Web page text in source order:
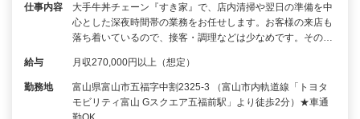
仕事内容
大手牛丼チェーン『すき家』で、店内清掃や翌日の準備を中
心とした深夜時間帯の業務をお任せします。お客様の来店も
落ち着いているので、接客・調理などは少なめです。その…
給与 月収270,000円以上（想定）
勤務地
富山県富山市五福字中割2325-3 （富山市内軌道線「トヨタ
モビリティ富山 Gスクエア五福前駅」より徒歩2分）★車通